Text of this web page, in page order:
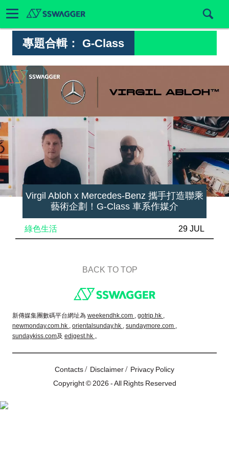
專題合輯： G-Class
Virgil Abloh x Mercedes-Benz 攜手打造聯乘
藝術企劃！G-Class 車系作媒介
綠色生活 29 JUL
BACK TO TOP
新傳媒集團數碼平台網址為 weekendhk.com , gotrip.hk ,
newmonday.com.hk , orientalsunday.hk , sundaymore.com ,
sundaykiss.com及 edigest.hk 。
Contacts/ Disclaimer/ Privacy Policy
Copyright © 2026 - All Rights Reserved